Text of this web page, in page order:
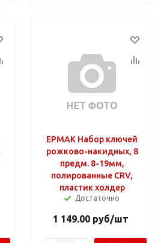
ЕРМАК Набор ключей
рожково-накидных, 8
предм. 8-19мм,
полированные CRV,
пластик холдер
Достаточно
1 149.00 руб/шт